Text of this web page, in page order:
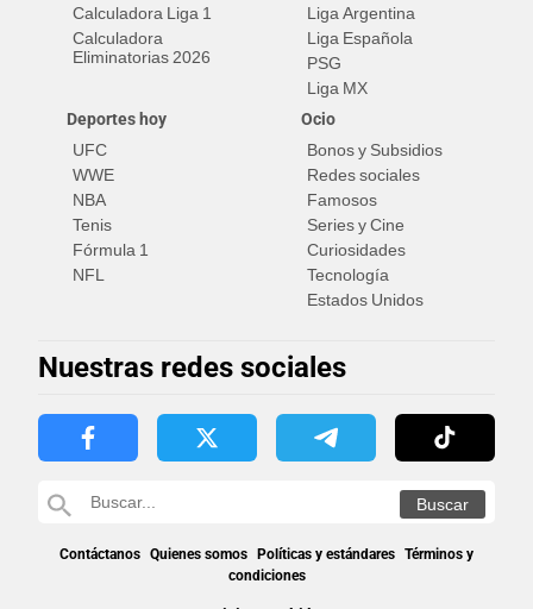
Calculadora Liga 1
Calculadora
Eliminatorias 2026
Liga Argentina
Liga Española
PSG
Liga MX
Deportes hoy
UFC
WWE
NBA
Tenis
Fórmula 1
NFL
Ocio
Bonos y Subsidios
Redes sociales
Famosos
Series y Cine
Curiosidades
Tecnología
Estados Unidos
Nuestras redes sociales
Contáctanos Quienes somos Políticas y estándares Términos y
condiciones